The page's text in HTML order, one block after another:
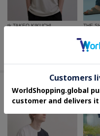
tk.TAKEO KIKUCHI
THE
¥
45
セールアイ